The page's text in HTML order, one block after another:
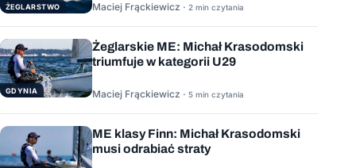
ŻEGLARSTWO Maciej Frąckiewicz · 2 min czytania
GDYNIA
Żeglarskie ME: Michał Krasodomski
triumfuje w kategorii U29
Maciej Frąckiewicz · 5 min czytania
ME klasy Finn: Michał Krasodomski
musi odrabiać straty